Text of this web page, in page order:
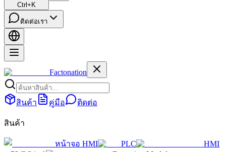
Ctrl+K
ติดต่อเรา
Factonation
สินค้า คู่มือ ติดต่อ
สินค้า
หน้าจอ HMI PLC
HMI